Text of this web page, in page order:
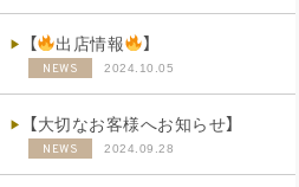
【 出店情報 】
NEWS 2024.10.05
【大切なお客様へお知らせ】
NEWS 2024.09.28